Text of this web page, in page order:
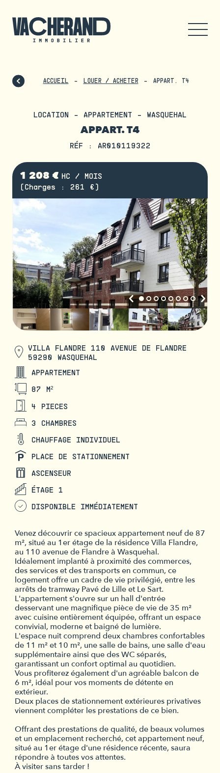
ACCUEIL LOUER / ACHETER APPART. T4
LOCATION - APPARTEMENT - WASQUEHAL
APPART. T4
RÉF : AR010119322
1 208 € HC / MOIS
(Charges : 261 €)
VILLA FLANDRE 110 AVENUE DE FLANDRE
59290 WASQUEHAL
APPARTEMENT
87 M²
4 PIECES
3 CHAMBRES
CHAUFFAGE INDIVIDUEL
PLACE DE STATIONNEMENT
ASCENSEUR
ÉTAGE 1
DISPONIBLE IMMÉDIATEMENT
Venez découvrir ce spacieux appartement neuf de 87
m², situé au 1er étage de la résidence Villa Flandre,
au 110 avenue de Flandre à Wasquehal.
Idéalement implanté à proximité des commerces,
des services et des transports en commun, ce
logement offre un cadre de vie privilégié, entre les
arrêts de tramway Pavé de Lille et Le Sart.
L'appartement s'ouvre sur un hall d'entrée
desservant une magnifique pièce de vie de 35 m²
avec cuisine entièrement équipée, offrant un espace
convivial, moderne et baigné de lumière.
L'espace nuit comprend deux chambres confortables
de 11 m² et 10 m², une salle de bains, une salle d'eau
supplémentaire ainsi que des WC séparés,
garantissant un confort optimal au quotidien.
Vous profiterez également d'un agréable balcon de
6 m², idéal pour vos moments de détente en
extérieur.
Deux places de stationnement extérieures privatives
viennent compléter les prestations de ce bien.
Offrant des prestations de qualité, de beaux volumes
et un emplacement recherché, cet appartement neuf,
situé au 1er étage d'une résidence récente, saura
répondre à toutes vos attentes.
À visiter sans tarder !